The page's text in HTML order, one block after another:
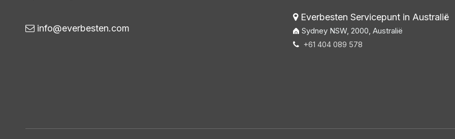
 info@everbesten.com
Everbesten Servicepunt in Australië
Sydney NSW, 2000, Australië
 +61 404 089 578